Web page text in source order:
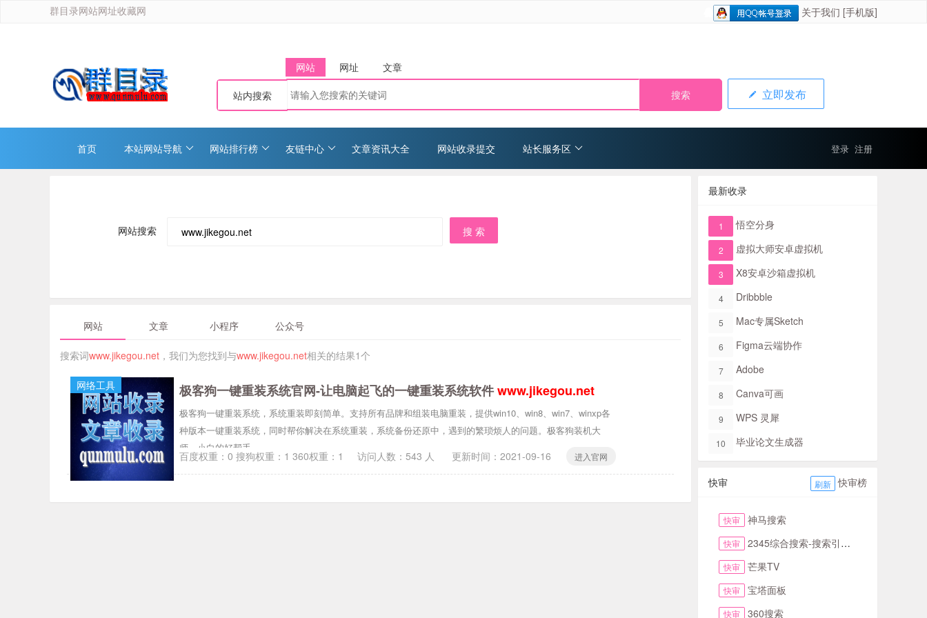
群目录网站网址收藏网 关于我们 [手机版]
网站 网址 文章
站内搜索 立即发布
首页 本站网站导航 网站排行榜 友链中心 文章资讯大全 网站收录提交 站长服务区 登录 注册
网站搜索 搜 索
网站 文章 小程序 公众号
搜索词www.jikegou.net ，我们为您找到与www.jikegou.net相关的结果1个
网络工具 极客狗一键重装系统官网-让电脑起飞的一键重装系统软件www.jikegou.net
极客狗一键重装系统，系统重装即刻简单。支持所有品牌和组装电脑重装，提供win10、win8、win7、winxp各
种版本一键重装系统，同时帮你解决在系统重装，系统备份还原中，遇到的繁琐烦人的问题。极客狗装机大
师，小白的好帮手。
百度权重：0 搜狗权重：1 360权重：1 访问人数： 543 人 更新时间： 2021-09-16 进入官网
最新收录
1 悟空分身
2 虚拟大师安卓虚拟机
3 X8安卓沙箱虚拟机
4 Dribbble
5 Mac专属Sketch​
6 Figma​云端协作
7 Adobe
8 Canva可画
9 WPS 灵犀
10 毕业论文生成器
快审 刷新 快审榜
快审 神马搜索
快审 2345综合搜索-搜索引擎大全-简易网址导航
快审 芒果TV
快审 宝塔面板
快审 360搜索